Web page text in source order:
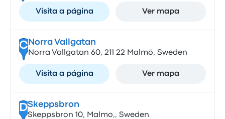
Visita a página Ver mapa
CNorra Vallgatan
Norra Vallgatan 60, 211 22 Malmö, Sweden
Visita a página Ver mapa
DSkeppsbron
Skeppsbron 10, Malmo,, Sweden